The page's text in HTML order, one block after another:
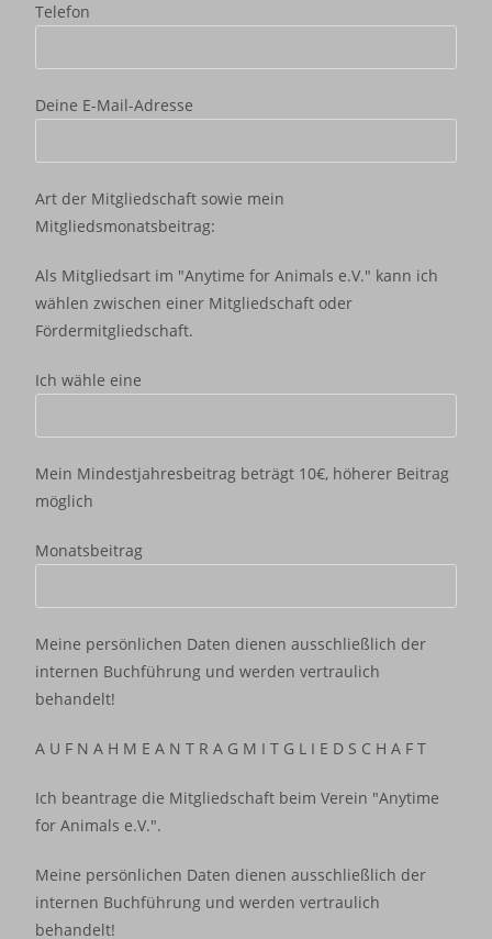
Telefon
Deine E-Mail-Adresse
Art der Mitgliedschaft sowie mein
Mitgliedsmonatsbeitrag:
Als Mitgliedsart im "Anytime for Animals e.V." kann ich
wählen zwischen einer Mitgliedschaft oder
Fördermitgliedschaft.
Ich wähle eine
Mein Mindestjahresbeitrag beträgt 10€, höherer Beitrag
möglich
Monatsbeitrag
Meine persönlichen Daten dienen ausschließlich der
internen Buchführung und werden vertraulich
behandelt!
A U F N A H M E A N T R A G M I T G L I E D S C H A F T
Ich beantrage die Mitgliedschaft beim Verein "Anytime
for Animals e.V.".
Meine persönlichen Daten dienen ausschließlich der
internen Buchführung und werden vertraulich
behandelt!